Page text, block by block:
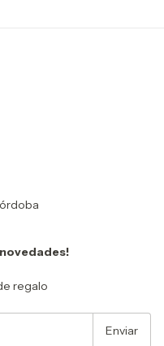
regalo